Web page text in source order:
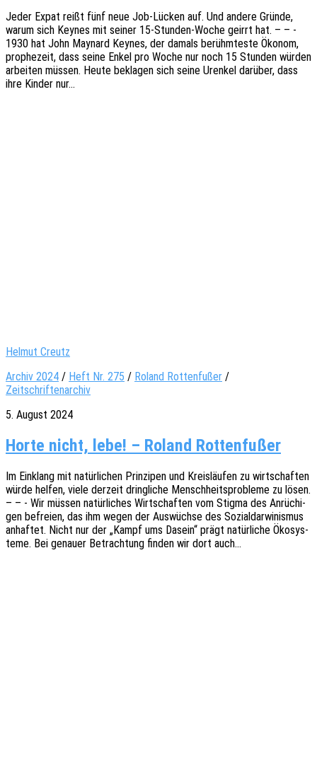
Jeder Expat reißt fünf neue Job-Lücken auf. Und andere Gründe,
warum sich Keynes mit seiner 15-Stun­­den-Woche geirrt hat. – – -
1930 hat John Maynard Keynes, der damals berühm­tes­te Ökonom,
prophe­zeit, dass seine Enkel pro Woche nur noch 15 Stun­den würden
arbei­ten müssen. Heute bekla­gen sich seine Uren­kel darüber, dass
ihre Kinder nur…
Helmut Creutz
Archiv 2024 / Heft Nr. 275 / Roland Rottenfußer /
Zeitschriftenarchiv
5. August 2024
Horte nicht, lebe! – Roland Rottenfußer
Im Einklang mit natür­li­chen Prin­zi­pen und Kreis­läu­fen zu wirt­schaf­ten
würde helfen, viele derzeit dring­li­che Mensch­heits­pro­ble­me zu lösen.
– – - Wir müssen natür­li­ches Wirt­schaf­ten vom Stigma des Anrü­chi­
gen befrei­en, das ihm wegen der Auswüch­se des Sozi­al­dar­wi­nis­mus
anhaf­tet. Nicht nur der „Kampf ums Dasein“ prägt natür­li­che Ökosys­
te­me. Bei genau­er Betrach­tung finden wir dort auch…